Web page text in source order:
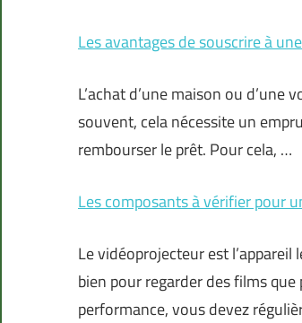
Les avantages de souscrire à
L’achat d’une maison ou
souvent, cela nécessite un
rembourser le prêt. Pour cela, …
Les composants à vérifier pour
Le vidéoprojecteur est
bien pour regarder des films
performance, vous devez